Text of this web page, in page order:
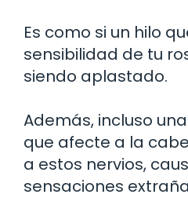
Es como si un hilo
sensibilidad de tu
siendo aplastado.
Además, incluso
que afecte a la
a estos nervios,
sensaciones